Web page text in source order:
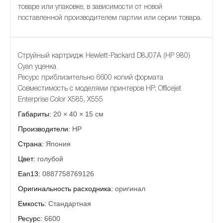
товаре или упаковке, в зависимости от новой
поставленной производителем партии или серии товара.
Струйный картридж Hewlett-Packard D8J07A (HP 980)
Cyan уценка
Ресурс приблизительно 6600 копий формата
Совместимость с моделями принтеров HP: Officejet
Enterprise Color X585, X555
Габариты: 20 × 40 × 15 см
Производители: HP
Страна: Япония
Цвет: голубой
Ean13: 0887758769126
Оригинальность расходника: оригинал
Емкость: Стандартная
Ресурс: 6600